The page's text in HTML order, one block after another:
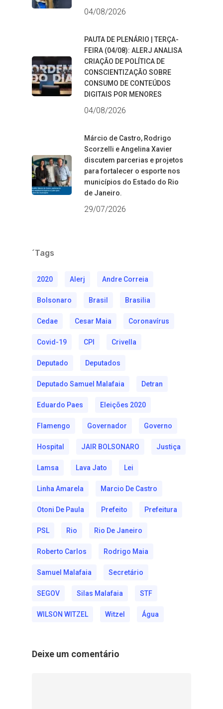
04/08/2026
PAUTA DE PLENÁRIO | TERÇA-
FEIRA (04/08): ALERJ ANALISA
CRIAÇÃO DE POLÍTICA DE
CONSCIENTIZAÇÃO SOBRE
CONSUMO DE CONTEÚDOS
DIGITAIS POR MENORES
04/08/2026
Márcio de Castro, Rodrigo
Scorzelli e Angelina Xavier
discutem parcerias e projetos
para fortalecer o esporte nos
municípios do Estado do Rio
de Janeiro.
29/07/2026
´Tags
2020 Alerj Andre Correia
Bolsonaro Brasil Brasilia
Cedae Cesar Maia Coronavírus
Covid-19 CPI Crivella
Deputado Deputados
Deputado Samuel Malafaia Detran
Eduardo Paes Eleições 2020
Flamengo Governador Governo
Hospital JAIR BOLSONARO Justiça
Lamsa Lava Jato Lei
Linha Amarela Marcio De Castro
Otoni De Paula Prefeito Prefeitura
PSL Rio Rio De Janeiro
Roberto Carlos Rodrigo Maia
Samuel Malafaia Secretário
SEGOV Silas Malafaia STF
WILSON WITZEL Witzel Água
Deixe um comentário